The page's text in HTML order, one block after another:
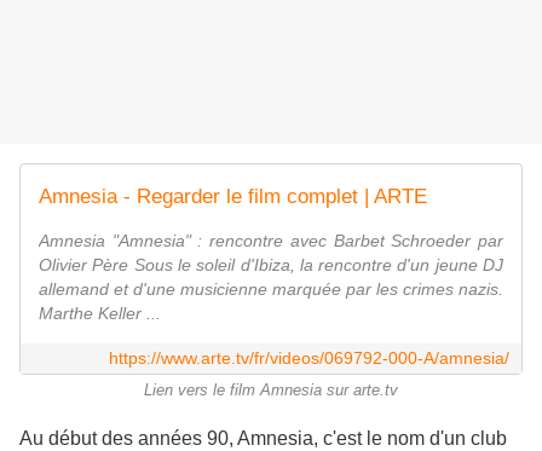
Amnesia - Regarder le film complet | ARTE
Amnesia "Amnesia" : rencontre avec Barbet Schroeder par
Olivier Père Sous le soleil d'Ibiza, la rencontre d'un jeune DJ
allemand et d'une musicienne marquée par les crimes nazis.
Marthe Keller ...
https://www.arte.tv/fr/videos/069792-000-A/amnesia/
Lien vers le film Amnesia sur arte.tv
Au début des années 90, Amnesia, c'est le nom d'un club